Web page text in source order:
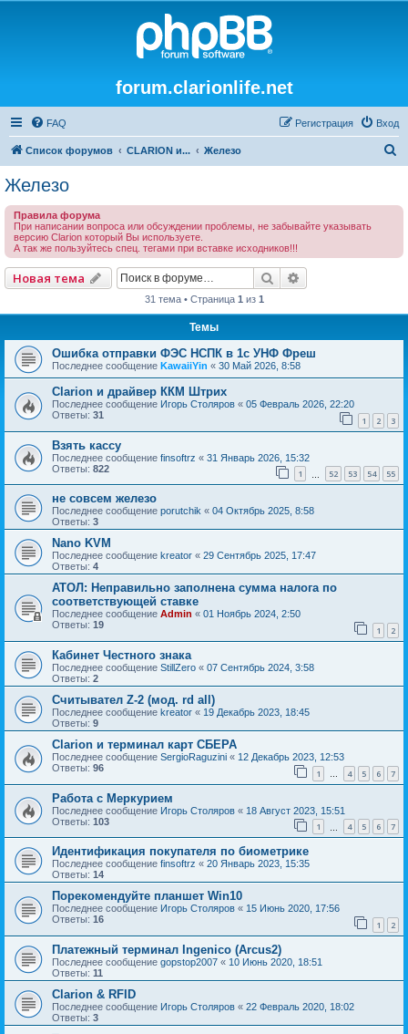
forum.clarionlife.net
FAQ Вход
Регистрация
Список форумов CLARION и... Железо
Железо
Правила форума
При написании вопроса или обсуждении проблемы, не забывайте указывать
версию Clarion который Вы используете.
А так же пользуйтесь спец. тегами при вставке исходников!!!
Новая тема Поиск
31 тема • Страница 1 из 1
Темы
Ошибка отправки ФЭС НСПК в 1с УНФ Фреш
Последнее сообщение KawaiiYin « 30 Май 2026, 8:58
Clarion и драйвер ККМ Штрих
Последнее сообщение Игорь Столяров « 05 Февраль 2026, 22:20
Ответы: 31 1 2 3
Взять кассу
Последнее сообщение finsoftrz « 31 Январь 2026, 15:32
Ответы: 822 1 52 53 54 55
не совсем железо
Последнее сообщение porutchik « 04 Октябрь 2025, 8:58
Ответы: 3
Nano KVM
Последнее сообщение kreator « 29 Сентябрь 2025, 17:47
Ответы: 4
АТОЛ: Неправильно заполнена сумма налога по
соответствующей ставке
Последнее сообщение Admin « 01 Ноябрь 2024, 2:50
Ответы: 19 1 2
Кабинет Честного знака
Последнее сообщение StillZero « 07 Сентябрь 2024, 3:58
Ответы: 2
Считывател Z-2 (мод. rd all)
Последнее сообщение kreator « 19 Декабрь 2023, 18:45
Ответы: 9
Clarion и терминал карт СБЕРА
Последнее сообщение SergioRaguzini « 12 Декабрь 2023, 12:53
Ответы: 96 1 … 4 5 6 7
Работа с Меркурием
Последнее сообщение Игорь Столяров « 18 Август 2023, 15:51
Ответы: 103 1 4 5 6 7
Идентификация покупателя по биометрике
Последнее сообщение finsoftrz « 20 Январь 2023, 15:35
Ответы: 14
Порекомендуйте планшет Win10
Последнее сообщение Игорь Столяров « 15 Июнь 2020, 17:56
Ответы: 16 1 2
Платежный терминал Ingenico (Arcus2)
Последнее сообщение gopstop2007 « 10 Июнь 2020, 18:51
Ответы: 11
Clarion & RFID
Последнее сообщение Игорь Столяров « 22 Февраль 2020, 18:02
Ответы: 3